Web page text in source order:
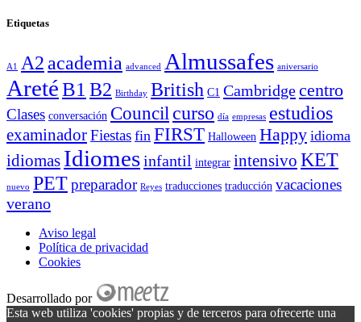
Etiquetas
A1 A2academia advanced Almussafes aniversario
AretéB1 B2 Birthday British C1 Cambridgecentro
Clases conversación Council curso día empresas estudios
examinadorFiestas fin FIRST Halloween Happy idioma
idiomas Idiomesinfantil integrar intensivo KET
nuevo PETpreparador Reyes traducciones traducción vacaciones
verano
Aviso legal
Política de privacidad
Cookies
Desarrollado por
Esta web utiliza 'cookies' propias y de terceros para ofrecerte una